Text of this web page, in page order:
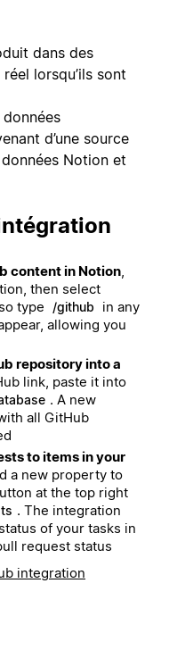
dans des
lorsqu’ils sont
d’une source
Notion et
content in Notion,
then select
type /github
in any
allowing you
repository into a
link, paste it into
. A new
all GitHub
to items in your
a new property to
at the top right
. The integration
of your tasks in
request status
integration